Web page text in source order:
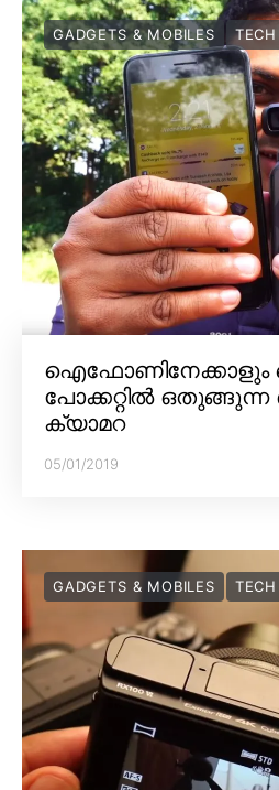
GADGETS & MOBILES TECH
ഐഫോണിനേക്കാളും
പോക്കറ്റിൽ ഒതുങ്ങുന്ന
ക്യാമറ
05/01/2019
GADGETS & MOBILES TECH